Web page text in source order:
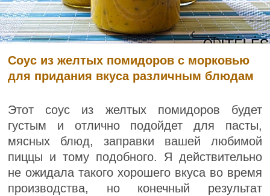
Соус из желтых помидоров с морковью
для придания вкуса различным блюдам
Этот соус из желтых помидоров будет
густым и отлично подойдет для пасты,
мясных блюд, заправки вашей любимой
пиццы и тому подобного. Я действительно
не ожидала такого хорошего вкуса во время
производства, но конечный результат